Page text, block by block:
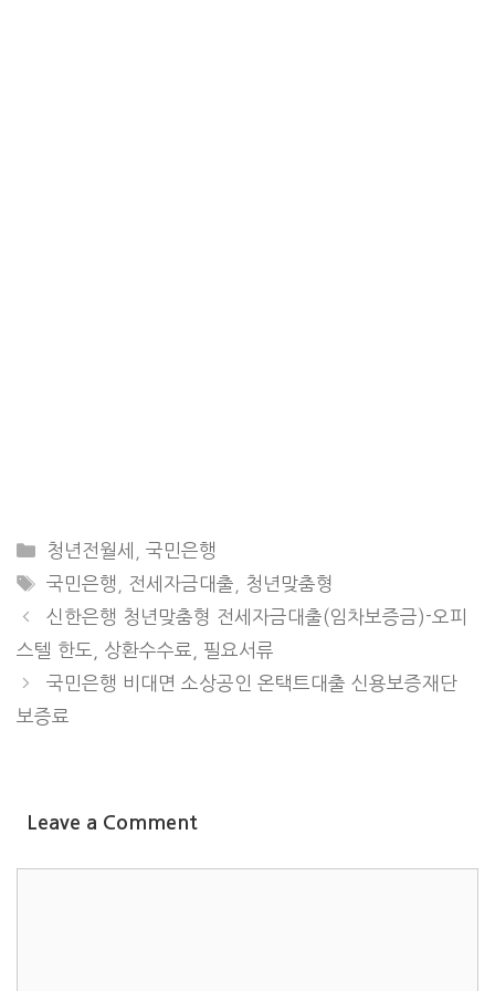
CATEGORIES
청년전월세 ,국민은행
TAGS
국민은행 전세자금대출
청년맞춤형
신한은행 청년맞춤형 전세자금대출(임차보증금)-오피
스텔 한도, 상환수수료, 필요서류
국민은행 비대면 소상공인 온택트대출 신용보증재단
보증료
Leave a Comment